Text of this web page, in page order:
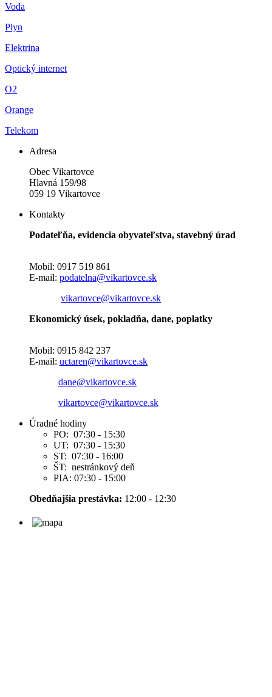
Voda
Plyn
Elektrina
Optický internet
O2
Orange
Telekom
Adresa
Obec Vikartovce
Hlavná 159/98
059 19 Vikartovce
Kontakty
Podateľňa, evidencia obyvateľstva, stavebný úrad
Mobil: 0917 519 861
E-mail: podatelna@vikartovce.sk
vikartovce@vikartovce.sk
Ekonomický úsek, pokladňa, dane, poplatky
Mobil: 0915 842 237
E-mail: uctaren@vikartovce.sk
dane@vikartovce.sk
vikartovce@vikartovce.sk
Úradné hodiny
PO: 07:30 - 15:30
UT: 07:30 - 15:30
ST: 07:30 - 16:00
ŠT: nestránkový deň
PIA: 07:30 - 15:00
Obedňajšia prestávka: 12:00 - 12:30